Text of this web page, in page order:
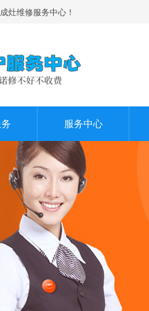
灶维修服务中心！
服务中心